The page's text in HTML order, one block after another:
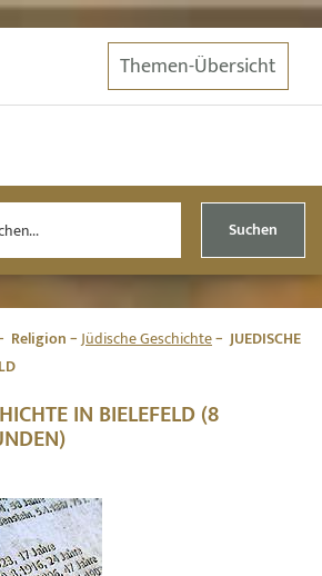
Themen-Übersicht
Suchen
Religion Jüdische Geschichte
JUEDISCHE
IN BIELEFELD (8